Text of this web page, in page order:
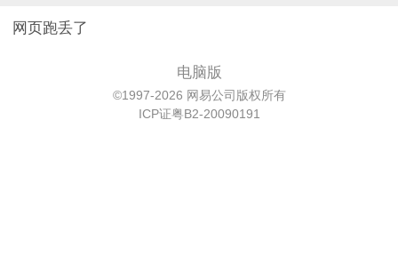
网页跑丢了
电脑版
©1997-2026 网易公司版权所有
ICP证粤B2-20090191